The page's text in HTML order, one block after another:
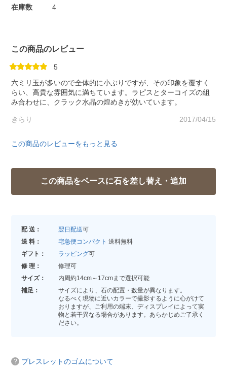
在庫数
4
この商品のレビュー
5
六ミリ玉が多いので全体的に小ぶりですが、その印象を覆すく
らい、高貴な雰囲気に満ちています。ラピスとターコイズの組
み合わせに、クラック水晶の煌めきが効いています。
きらり 2017/04/15
この商品のレビューをもっと見る
配 送： 翌日配送可
送 料：
宅急便コンパクト 送料無料
ギフト：
ラッピング可
修 理：
修理可
サイズ：
内周約14cm～17cmまで選択可能
補足：
サイズにより、石の配置・数量が異なります。
なるべく現物に近いカラーで撮影するように心がけて
おりますが、ご利用の端末、ディスプレイによって実
物と若干異なる場合があります。あらかじめご了承く
ださい。
ブレスレットのゴムについて